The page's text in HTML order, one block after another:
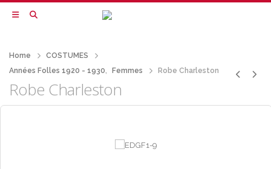
Home
COSTUMES
Années Folles 1920 - 1930, Femmes Robe Charleston
Robe Charleston